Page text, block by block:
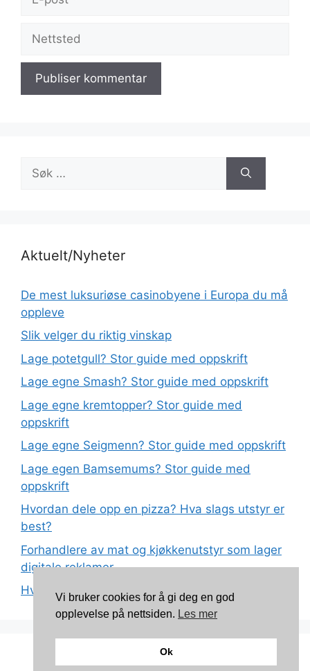
post
etter:
Aktuelt/Nyheter
De mest luksuriøse casinobyene i Europa du må
oppleve
Slik velger du riktig vinskap
Lage potetgull? Stor guide med oppskrift
Lage egne Smash? Stor guide med oppskrift
Lage egne kremtopper? Stor guide med
oppskrift
Lage egne Seigmenn? Stor guide med oppskrift
Lage egen Bamsemums? Stor guide med
oppskrift
Hvordan dele opp en pizza? Hva slags utstyr er
best?
Forhandlere av mat og kjøkkenutstyr som lager
digitale reklamer
Hva betyr det at plast har matkvalitet?
Kontakt: torunnbeategjerven@gmail.com
Vi bruker cookies for å gi deg en god
opplevelse på nettsiden. Les mer
Ok